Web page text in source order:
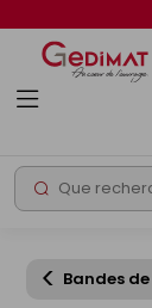
Rechercher
Bandes